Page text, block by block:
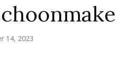
14, 2023